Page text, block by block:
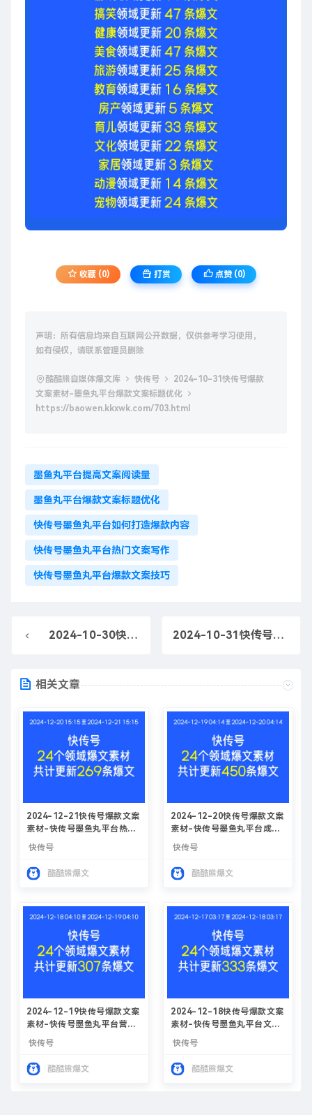
收藏 (0) 打赏 点赞 (0)
声明：所有信息均来自互联网公开数据，仅供参考学习使用，
如有侵权，请联系管理员删除
酷酷熊自媒体爆文库 快传号
2024-10-31快传号爆款
文案素材-墨鱼丸平台爆款文案标题优化
https://baowen.kkxwk.com/703.html
墨鱼丸平台提高文案阅读量
墨鱼丸平台爆款文案标题优化
快传号墨鱼丸平台如何打造爆款内容
快传号墨鱼丸平台热门文案写作
快传号墨鱼丸平台爆款文案技巧
2024-10-30快传号爆款文案素材-快传号墨鱼丸推广方法 2024-10-31快传号爆款文案素材-快传号平台如何打造爆款
相关文章
2024-12-21快传号爆款文案
素材-快传号墨鱼丸平台热门
产品推荐
快传号
酷酷熊爆文
2024-12-20快传号爆款文案
素材-快传号墨鱼丸平台成功
案例
快传号
酷酷熊爆文
2024-12-19快传号爆款文案
素材-快传号墨鱼丸平台营销
快传号
酷酷熊爆文
2024-12-18快传号爆款文案
素材-快传号墨鱼丸平台文案
快传号
酷酷熊爆文